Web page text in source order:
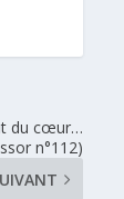
du cœur…
n°112)